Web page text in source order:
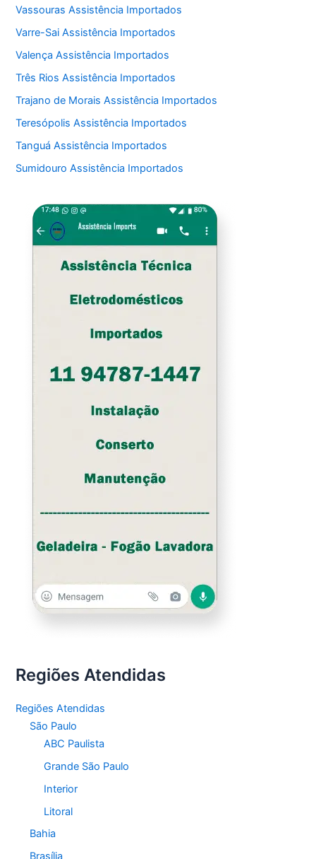
Vassouras Assistência Importados
Varre-Sai Assistência Importados
Valença Assistência Importados
Três Rios Assistência Importados
Trajano de Morais Assistência Importados
Teresópolis Assistência Importados
Tanguá Assistência Importados
Sumidouro Assistência Importados
Regiões Atendidas
Regiões Atendidas
São Paulo
ABC Paulista
Grande São Paulo
Interior
Litoral
Bahia